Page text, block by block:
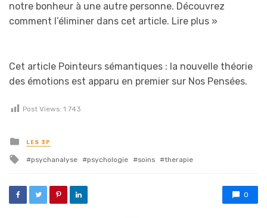
notre bonheur à une autre personne. Découvrez
comment l’éliminer dans cet article. Lire plus »
Cet article Pointeurs sémantiques : la nouvelle théorie
des émotions est apparu en premier sur Nos Pensées.
Post Views: 1 743
Posted in
LES 3P
Tagged with
psychanalyse psychologie soins therapie
0